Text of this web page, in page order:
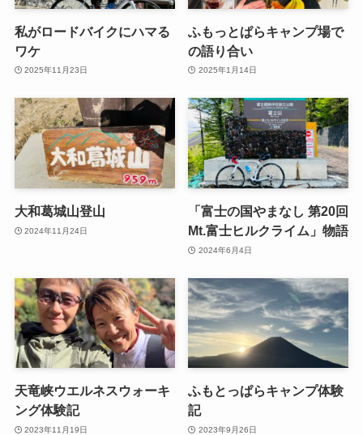
私がロードバイクにハマる
ワケ
2025年11月23日
ふもっとぱらキャンプ場で
の語り合い
2025年1月14日
大和葛城山登山
2024年11月24日
「富士の国やまなし 第20回
Mt.富士ヒルクライム」物語
2024年6月4日
天竜峡ウエルネスウォーキ
ング体験記
2023年11月19日
ふもとっぱらキャンプ体験
記
2023年9月26日